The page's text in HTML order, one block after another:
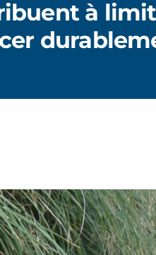
à